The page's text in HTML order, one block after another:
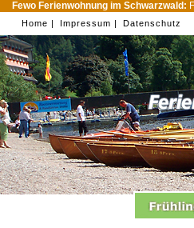
Fewo Ferienwohnung im Schwarzwald:
Home | Impressum | Datenschutz